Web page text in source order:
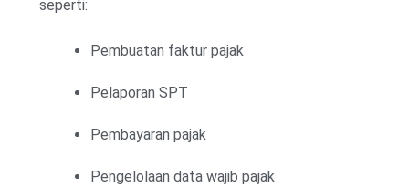
seperti:
Pembuatan faktur pajak
Pelaporan SPT
Pembayaran pajak
Pengelolaan data wajib pajak